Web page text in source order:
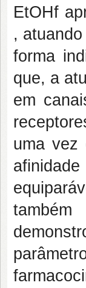
EtOHf
, atuando
forma
que, a
em
uma vez
afinidade
também